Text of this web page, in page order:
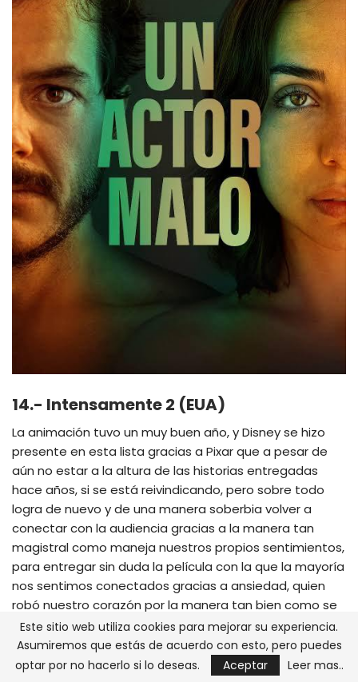
14.- Intensamente 2 (EUA)
La animación tuvo un muy buen año, y Disney se hizo
presente en esta lista gracias a Pixar que a pesar de
aún no estar a la altura de las historias entregadas
hace años, si se está reivindicando, pero sobre todo
logra de nuevo y de una manera soberbia volver a
conectar con la audiencia gracias a la manera tan
magistral como maneja nuestros propios sentimientos,
para entregar sin duda la película con la que la mayoría
nos sentimos conectados gracias a ansiedad, quien
robó nuestro corazón por la manera tan bien como se
nos presentó.
Este sitio web utiliza cookies para mejorar su experiencia.
Asumiremos que estás de acuerdo con esto, pero puedes
optar por no hacerlo si lo deseas.
Aceptar Leer mas..